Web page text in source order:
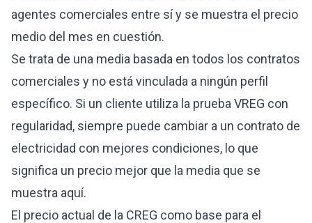
agentes comerciales entre sí y se muestra el precio
medio del mes en cuestión.
Se trata de una media basada en todos los contratos
comerciales y no está vinculada a ningún perfil
específico. Si un cliente utiliza la prueba VREG con
regularidad, siempre puede cambiar a un contrato de
electricidad con mejores condiciones, lo que
significa un precio mejor que la media que se
muestra aquí.
El precio actual de la CREG como base para el